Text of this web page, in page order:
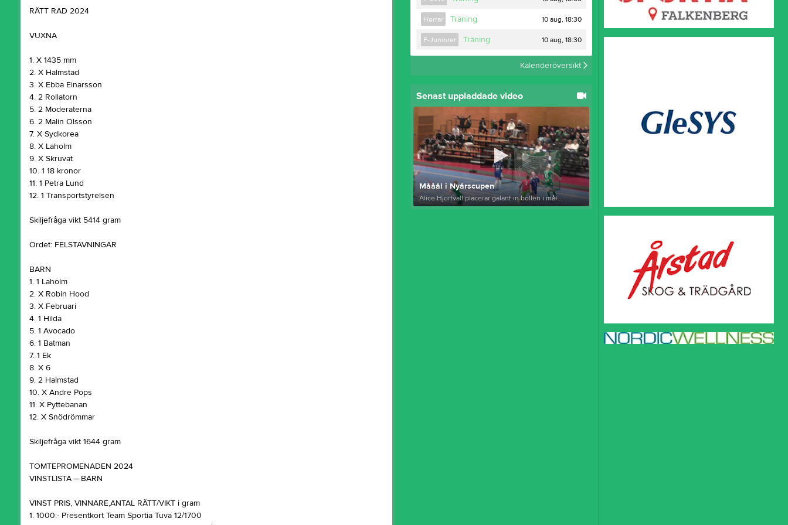
Medlemsavgifter
Boka konstgräsplan
RÄTT RAD 2024
VUXNA
1. X 1435 mm
2. X Halmstad
3. X Ebba Einarsson
4. 2 Rollatorn
5. 2 Moderaterna
6. 2 Malin Olsson
7. X Sydkorea
8. X Laholm
9. X Skruvat
10. 1 18 kronor
11. 1 Petra Lund
12. 1 Transportstyrelsen
Skiljefråga vikt 5414 gram
Ordet: FELSTAVNINGAR
BARN
1. 1 Laholm
2. X Robin Hood
3. X Februari
4. 1 Hilda
5. 1 Avocado
6. 1 Batman
7. 1 Ek
8. X 6
9. 2 Halmstad
10. X Andre Pops
11. X Pyttebanan
12. X Snödrömmar
Skiljefråga vikt 1644 gram
TOMTEPROMENADEN 2024
VINSTLISTA – BARN
VINST PRIS, VINNARE,ANTAL RÄTT/VIKT i gram
1. 1000:- Presentkort Team Sportia Tuva 12/1700
Herrar Träning 10 aug, 18:30
F-Juniorer Träning 10 aug, 18:30
Kalenderöversikt
Senast uppladdade video
Mååål i Nyårscupen
Alice Hjortvall placerar galant in bollen i mål...